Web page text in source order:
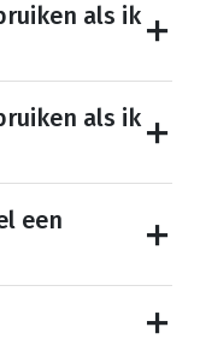
als ik
als ik
een